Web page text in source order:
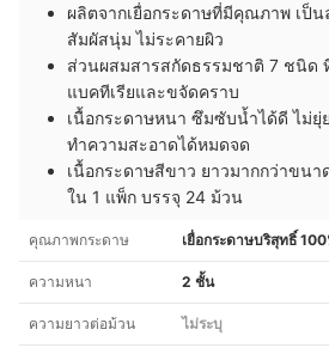
ผลิตจากเยื่อกระดาษที่มีคุณภาพ เป็
สัมผัสนุ่ม ไม่ระคายผิว
ส่วนผสมสารสกัดธรรมชาติ 7 ชนิด
แบคทีเรียและขจัดคราบ
เนื้อกระดาษหนา ซึมซับน้ำได้ดี ไม่ยุ่
ทำความสะอาดได้หมดจด
เนื้อกระดาษสีขาว ยาวมากกว่าขน
ใน 1 แพ็ก บรรจุ 24 ม้วน
คุณภาพกระดาษ เยื่อกระดาษบริสุทธิ์
ความหนา 2 ชั้น
ความยาวต่อม้วน ไม่ระบุ